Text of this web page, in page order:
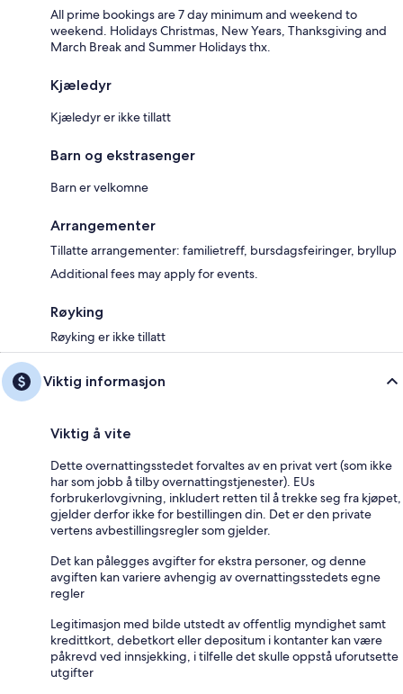
All prime bookings are 7 day minimum and weekend to
weekend. Holidays Christmas, New Years, Thanksgiving and
March Break and Summer Holidays thx.
Kjæledyr
Kjæledyr er ikke tillatt
Barn og ekstrasenger
Barn er velkomne
Arrangementer
Tillatte arrangementer: familietreff, bursdagsfeiringer, bryllup
Additional fees may apply for events.
Røyking
Røyking er ikke tillatt
Viktig informasjon
Viktig å vite
Dette overnattingsstedet forvaltes av en privat vert (som ikke
har som jobb å tilby overnattingstjenester). EUs
forbrukerlovgivning, inkludert retten til å trekke seg fra kjøpet,
gjelder derfor ikke for bestillingen din. Det er den private
vertens avbestillingsregler som gjelder.
Det kan pålegges avgifter for ekstra personer, og denne
avgiften kan variere avhengig av overnattingsstedets egne
regler
Legitimasjon med bilde utstedt av offentlig myndighet samt
kredittkort, debetkort eller depositum i kontanter kan være
påkrevd ved innsjekking, i tilfelle det skulle oppstå uforutsette
utgifter